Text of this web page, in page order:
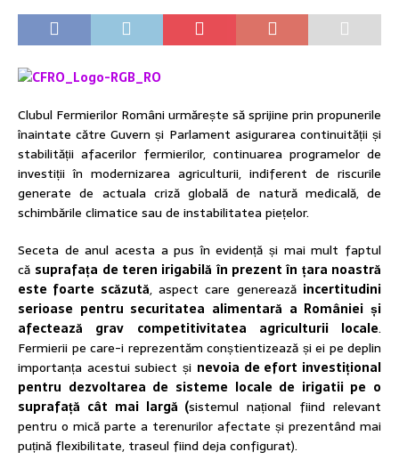
Clubul Fermierilor Români urmărește să sprijine prin propunerile
înaintate către Guvern și Parlament asigurarea continuității și
stabilității afacerilor fermierilor, continuarea programelor de
investiții în modernizarea agriculturii, indiferent de riscurile
generate de actuala criză globală de natură medicală, de
schimbările climatice sau de instabilitatea piețelor.
Seceta de anul acesta a pus în evidență și mai mult faptul
că suprafața de teren irigabilă în prezent în țara noastră
este foarte scăzută, aspect care generează incertitudini
serioase pentru securitatea alimentară a României și
afectează grav competitivitatea agriculturii locale.
Fermierii pe care-i reprezentăm conștientizează și ei pe deplin
importanța acestui subiect și nevoia de efort investițional
pentru dezvoltarea de sisteme locale de irigatii pe o
suprafață cât mai largă (sistemul național fiind relevant
pentru o mică parte a terenurilor afectate și prezentând mai
puțină flexibilitate, traseul fiind deja configurat).